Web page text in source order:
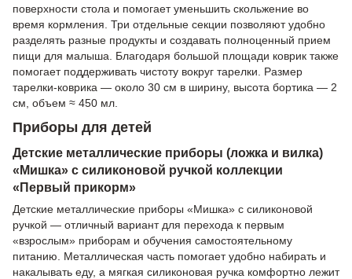
поверхности стола и помогает уменьшить скольжение во
время кормления. Три отдельные секции позволяют удобно
разделять разные продукты и создавать полноценный прием
пищи для малыша. Благодаря большой площади коврик также
помогает поддерживать чистоту вокруг тарелки. Размер
тарелки-коврика — около 30 см в ширину, высота бортика — 2
см, объем ≈ 450 мл.
Приборы для детей
Детские металлические приборы (ложка и вилка)
«Мишка» с силиконовой ручкой коллекции
«Первый прикорм»
Детские металлические приборы «Мишка» с силиконовой
ручкой — отличный вариант для перехода к первым
«взрослым» приборам и обучения самостоятельному
питанию. Металлическая часть помогает удобно набирать и
накалывать еду, а мягкая силиконовая ручка комфортно лежит